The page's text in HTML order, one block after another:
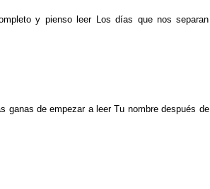
y pienso leer Los días que nos separan
ganas de empezar a leer Tu nombre después de